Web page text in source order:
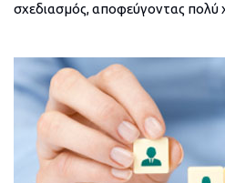
σχεδιασμός, αποφεύγοντας πολύ